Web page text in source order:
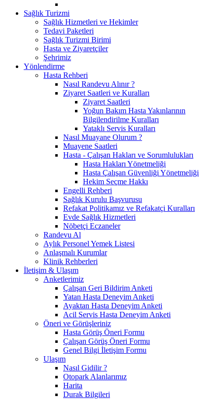
Sağlık Turizmi
Sağlık Hizmetleri ve Hekimler
Tedavi Paketleri
Sağlık Turizmi Birimi
Hasta ve Ziyaretçiler
Şehrimiz
Yönlendirme
Hasta Rehberi
Nasıl Randevu Alınır ?
Ziyaret Saatleri ve Kuralları
Ziyaret Saatleri
Yoğun Bakım Hasta Yakınlarının
Bilgilendirilme Kuralları
Yataklı Servis Kuralları
Nasıl Muayane Olurum ?
Muayene Saatleri
Hasta - Çalışan Hakları ve Sorumlulukları
Hasta Hakları Yönetmeliği
Hasta Çalışan Güvenliği Yönetmeliği
Hekim Seçme Hakkı
Engelli Rehberi
Sağlık Kurulu Başvurusu
Refakat Politikamız ve Refakatçi Kuralları
Evde Sağlık Hizmetleri
Nöbetçi Eczaneler
Randevu Al
Aylık Personel Yemek Listesi
Anlaşmalı Kurumlar
Klinik Rehberleri
İletişim & Ulaşım
Anketlerimiz
Çalışan Geri Bildirim Anketi
Yatan Hasta Deneyim Anketi
Ayaktan Hasta Deneyim Anketi
Acil Servis Hasta Deneyim Anketi
Öneri ve Görüşleriniz
Hasta Görüş Öneri Formu
Çalışan Görüş Öneri Formu
Genel Bilgi İletişim Formu
Ulaşım
Nasıl Gidilir ?
Otopark Alanlarımız
Harita
Durak Bilgileri